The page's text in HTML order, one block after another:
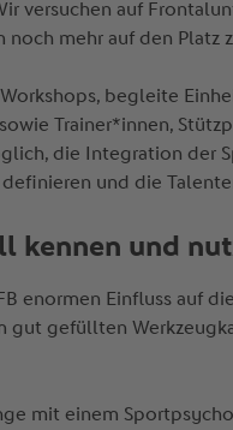
versuchen auf
mehr auf den Platz
begleite
Trainer*innen,
die Integration der
und die
kennen und
enormen Einfluss auf
gefüllten
mit einem